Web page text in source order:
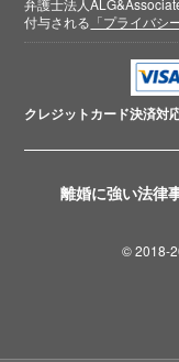
離婚に強い法律
弁護士法人
付与される 「プライバシ
クレジットカード決済対
© 2018-